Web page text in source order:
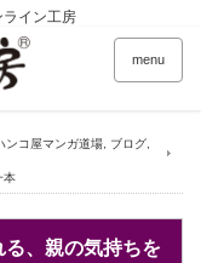
イン工房
menu
ンコ屋マンガ道場 ブログ
本
、親の気持ちを